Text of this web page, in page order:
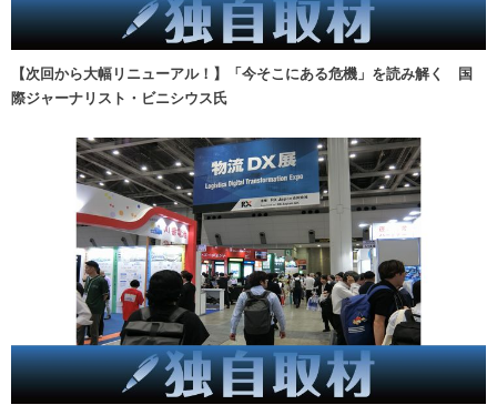
【次回から大幅リニューアル！】「今そこにある危機」を読み解く 国
際ジャーナリスト・ビニシウス氏